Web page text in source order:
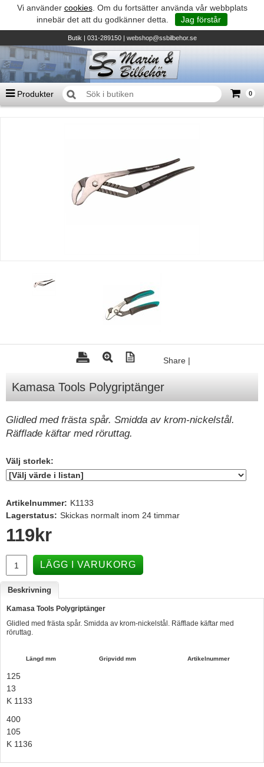
Vi använder cookies. Om du fortsätter använda vår webbplats
innebär det att du godkänner detta.
Jag förstår
Butik| 031-289150 | webshop@ssbilbehor.se
Produkter 0
Suzuki - Utombordare
Suzumar - Gummibåtar
Tohatsu - Utombordare
Volvo Penta Servicedelar
Yanmar Servicedelar
Yamaha Servicedelar
Mercury Servicedelar
Garmin
Humminbird
Simrad
B&G
Hummertina
Varta - Batterier
Victron - Batteriladdare
CTEK - Batteriladdare
Webasto - Dieselvärmare
Calix - Packline - Takboxar
Thule - Takboxar
Thule - Lasthållare
LAGERRENSING
Begagnade Motorer & Båtar
Share |
Kamasa Tools Polygriptänger
Glidled med frästa spår. Smidda av krom-nickelstål.
Räfflade käftar med röruttag.
Välj storlek:
Artikelnummer: K1133
Lagerstatus: Skickas normalt inom 24 timmar
119 kr
LÄGG I VARUKORG
Beskrivning
Kamasa Tools Polygriptänger
Glidled med frästa spår. Smidda av krom-nickelstål. Räfflade käftar med
röruttag.
Längd mm Gripvidd mm Artikelnummer
125
13
K 1133
400
105
K 1136